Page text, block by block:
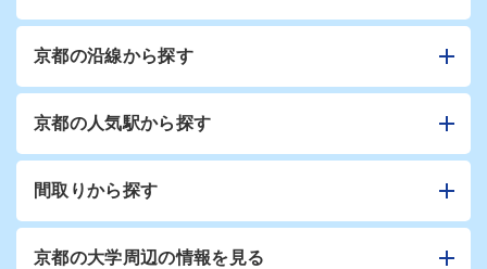
京都の沿線から探す
京都の人気駅から探す
間取りから探す
京都の大学周辺の情報を見る